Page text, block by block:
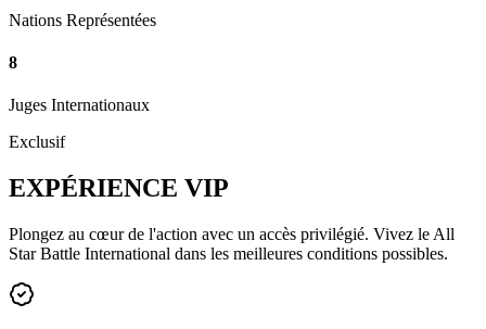
Nations Représentées
8
Juges Internationaux
Exclusif
EXPÉRIENCE VIP
Plongez au cœur de l'action avec un accès privilégié. Vivez le All
Star Battle International dans les meilleures conditions possibles.